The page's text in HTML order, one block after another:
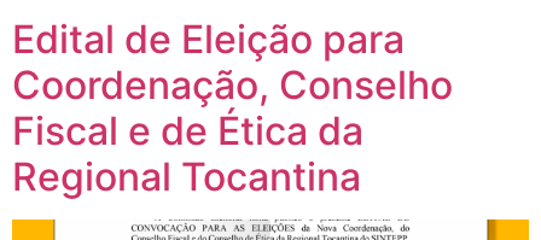
Edital de Eleição para
Coordenação, Conselho
Fiscal e de Ética da
Regional Tocantina